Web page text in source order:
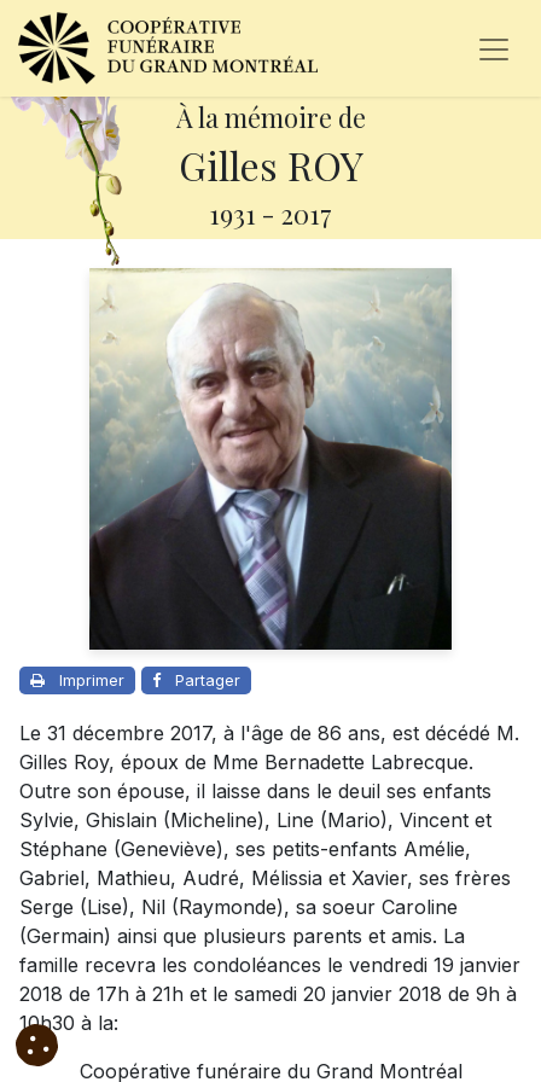
À la mémoire de
Gilles ROY
1931 - 2017
Imprimer Partager
Le 31 décembre 2017, à l'âge de 86 ans, est décédé M.
Gilles Roy, époux de Mme Bernadette Labrecque.
Outre son épouse, il laisse dans le deuil ses enfants
Sylvie, Ghislain (Micheline), Line (Mario), Vincent et
Stéphane (Geneviève), ses petits-enfants Amélie,
Gabriel, Mathieu, Audré, Mélissia et Xavier, ses frères
Serge (Lise), Nil (Raymonde), sa soeur Caroline
(Germain) ainsi que plusieurs parents et amis. La
famille recevra les condoléances le vendredi 19 janvier
2018 de 17h à 21h et le samedi 20 janvier 2018 de 9h à
10h30 à la:
Coopérative funéraire du Grand Montréal